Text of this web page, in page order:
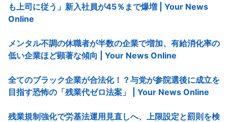
も上司に従う」新入社員が45％まで爆増 | Your News
Online
メンタル不調の休職者が半数の企業で増加、有給消化率の
低い企業ほど顕著な傾向 | Your News Online
全てのブラック企業が合法化！？与党が参院選後に成立を
目指す恐怖の「残業代ゼロ法案」 | Your News Online
残業規制強化で労基法運用見直しへ、上限設定と罰則を検